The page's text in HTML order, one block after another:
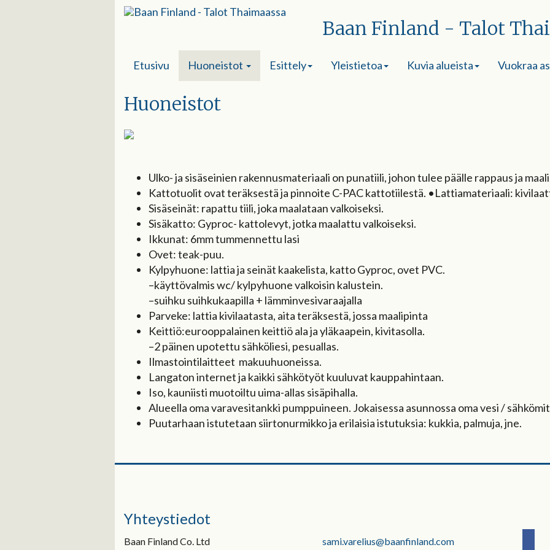
Baan Finland - Talot
Etusivu Huoneistot Esittely Yleistietoa Kuvia alueista Vuokraa
Huoneistot
Ulko- ja sisäseinien rakennusmateriaali on punatiili, johon tulee päälle rappaus ja
Kattotuolit ovat teräksestä ja pinnoite C-PAC kattotiilestä. •Lattiamateriaali:
Sisäseinät: rapattu tiili, joka maalataan valkoiseksi.
Sisäkatto: Gyproc- kattolevyt, jotka maalattu valkoiseksi.
Ikkunat: 6mm tummennettu lasi
Ovet: teak-puu.
Kylpyhuone: lattia ja seinät kaakelista, katto Gyproc, ovet PVC.
–käyttövalmis wc/ kylpyhuone valkoisin kalustein.
–suihku suihkukaapilla + lämminvesivaraajalla
Parveke: lattia kivilaatasta, aita teräksestä, jossa maalipinta
Keittiö:eurooppalainen keittiö ala ja yläkaapein, kivitasolla.
–2 päinen upotettu sähköliesi, pesuallas.
Ilmastointilaitteet makuuhuoneissa.
Langaton internet ja kaikki sähkötyöt kuuluvat kauppahintaan.
Iso, kauniisti muotoiltu uima-allas sisäpihalla.
Alueella oma varavesitankki pumppuineen. Jokaisessa asunnossa oma vesi /
Puutarhaan istutetaan siirtonurmikko ja erilaisia istutuksia: kukkia, palmuja, jne.
Yhteystiedot
Baan Finland Co. Ltd
sami.varelius@baanfinland.com